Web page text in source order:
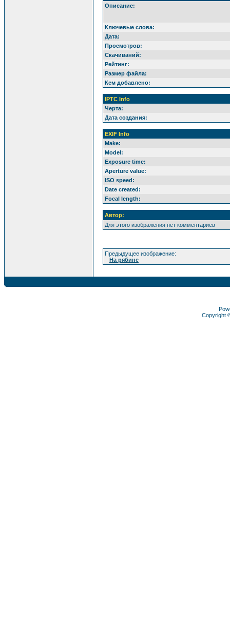
Описание:
Ключевые слова:
Дата:
Просмотров:
Скачиваний:
Рейтинг:
Размер файла:
Кем добавлено:
IPTC Info
Черта:
Дата создания:
EXIF Info
Make:
Model:
Exposure time:
Aperture value:
ISO speed:
Date created:
Focal length:
Автор:
Для этого изображения нет комментариев
Предыдущее изображение:
На рябине
Copyright